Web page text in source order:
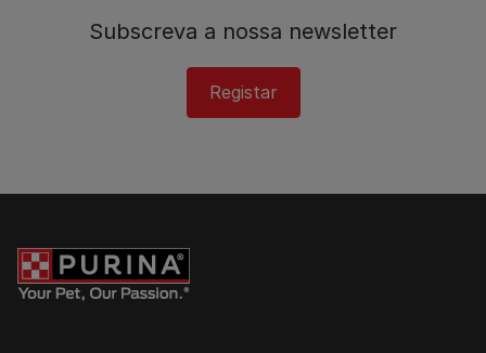
Subscreva a nossa newsletter​
Registar